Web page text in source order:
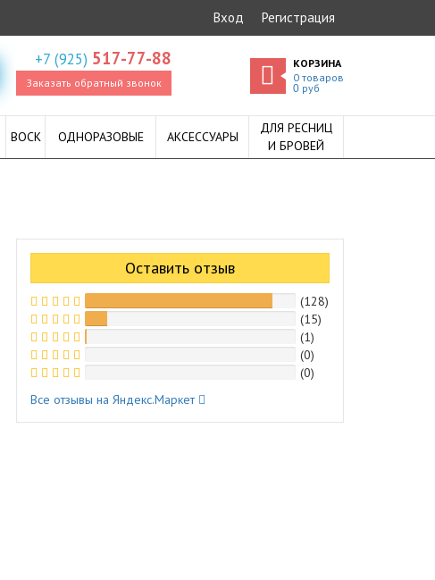
Вход Регистрация
+7 (925) 517-77-88
Заказать обратный звонок
КОРЗИНА
0 товаров
0руб
ВОСК ОДНОРАЗОВЫЕ АКСЕССУАРЫ
ДЛЯ РЕСНИЦ
И БРОВЕЙ
Оставить отзыв
(128)
(15)
(1)
(0)
(0)
Все отзывы на Яндекс.Маркет